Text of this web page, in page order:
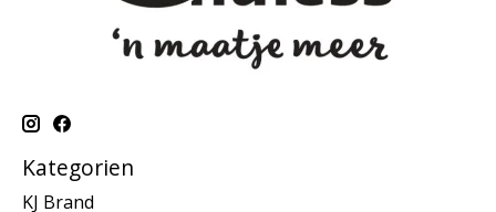
Kategorien
KJ Brand